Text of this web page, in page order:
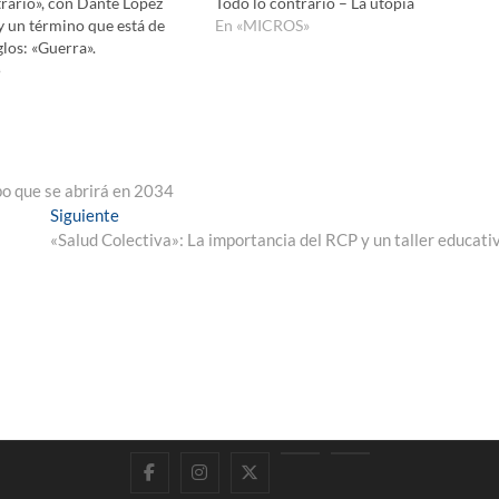
un término que está de
«Guerra».
En «MICROS»
que se abrirá en 2034
SiguienteEntrada
siguiente:
«Salud Colectiva»: La importancia del RCP y un taller
FacebookInstagram